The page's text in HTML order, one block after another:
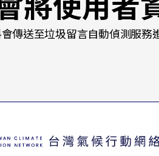
傳送至垃圾留言自動偵測服務